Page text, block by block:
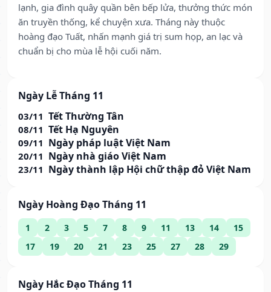
lạnh, gia đình quây quần bên bếp lửa, thưởng thức món
ăn truyền thống, kể chuyện xưa. Tháng này thuộc
hoàng đạo Tuất, nhấn mạnh giá trị sum họp, an lạc và
chuẩn bị cho mùa lễ hội cuối năm.
Ngày Lễ Tháng 11
03/11 Tết Thường Tân
08/11 Tết Hạ Nguyên
09/11 Ngày pháp luật Việt Nam
20/11 Ngày nhà giáo Việt Nam
23/11 Ngày thành lập Hội chữ thập đỏ Việt Nam
Ngày Hoàng Đạo Tháng 11
1 2 3 5 7 8 9 11 13 14
15
17
19 20 21 23 25 27 28 29
Ngày Hắc Đạo Tháng 11